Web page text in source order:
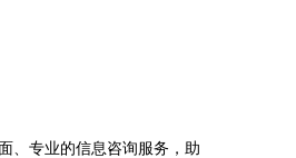
、专业的信息咨询服务，助